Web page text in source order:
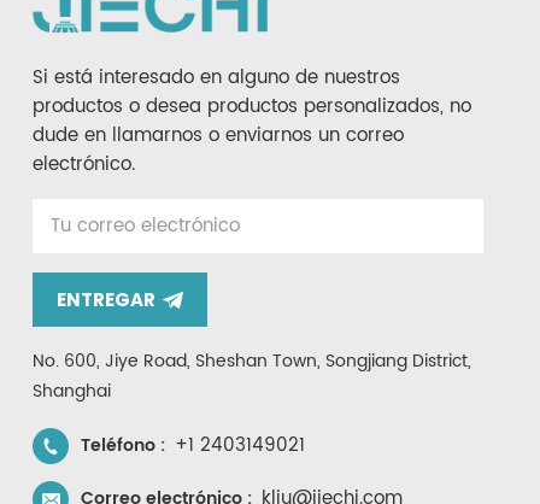
Si está interesado en alguno de nuestros
productos o desea productos personalizados, no
dude en llamarnos o enviarnos un correo
electrónico.
ENTREGAR
No. 600, Jiye Road, Sheshan Town, Songjiang District,
Shanghai
Teléfono : +1 2403149021
Correo electrónico :